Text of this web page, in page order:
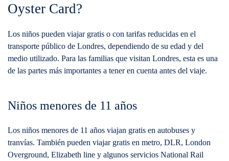
Oyster Card?
Los niños pueden viajar gratis o con tarifas reducidas en el
transporte público de Londres, dependiendo de su edad y del
medio utilizado. Para las familias que visitan Londres, esta es una
de las partes más importantes a tener en cuenta antes del viaje.
Niños menores de 11 años
Los niños menores de 11 años viajan gratis en autobuses y
tranvías. También pueden viajar gratis en metro, DLR, London
Overground, Elizabeth line y algunos servicios National Rail